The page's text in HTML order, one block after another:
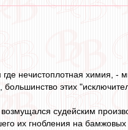
где нечистоплотная химия, -
этих
судейским
их гнобления на бамжовых